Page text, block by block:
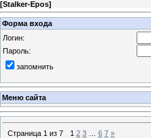
[Stalker-Epos]
Форма входа
Логин:
Пароль:
запомнить
Меню сайта
Страница 1 из 7 1 2 3 6 7 »